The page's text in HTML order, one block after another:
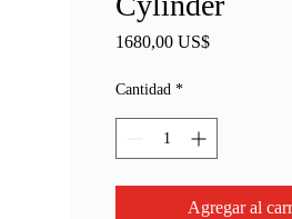
1680,00 US$Precio
Cantidad *
Agregar al